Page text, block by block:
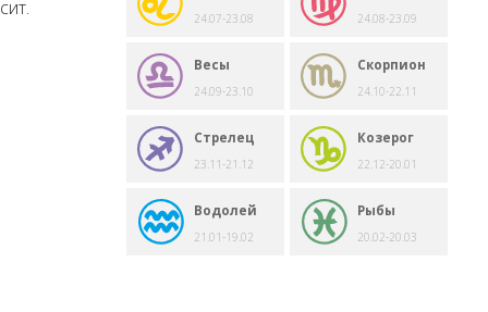
24.07-23.08 24.08-23.09
Весы
24.09-23.10
Скорпион
24.10-22.11
Стрелец
23.11-21.12
Козерог
22.12-20.01
Водолей
21.01-19.02
Рыбы
20.02-20.03